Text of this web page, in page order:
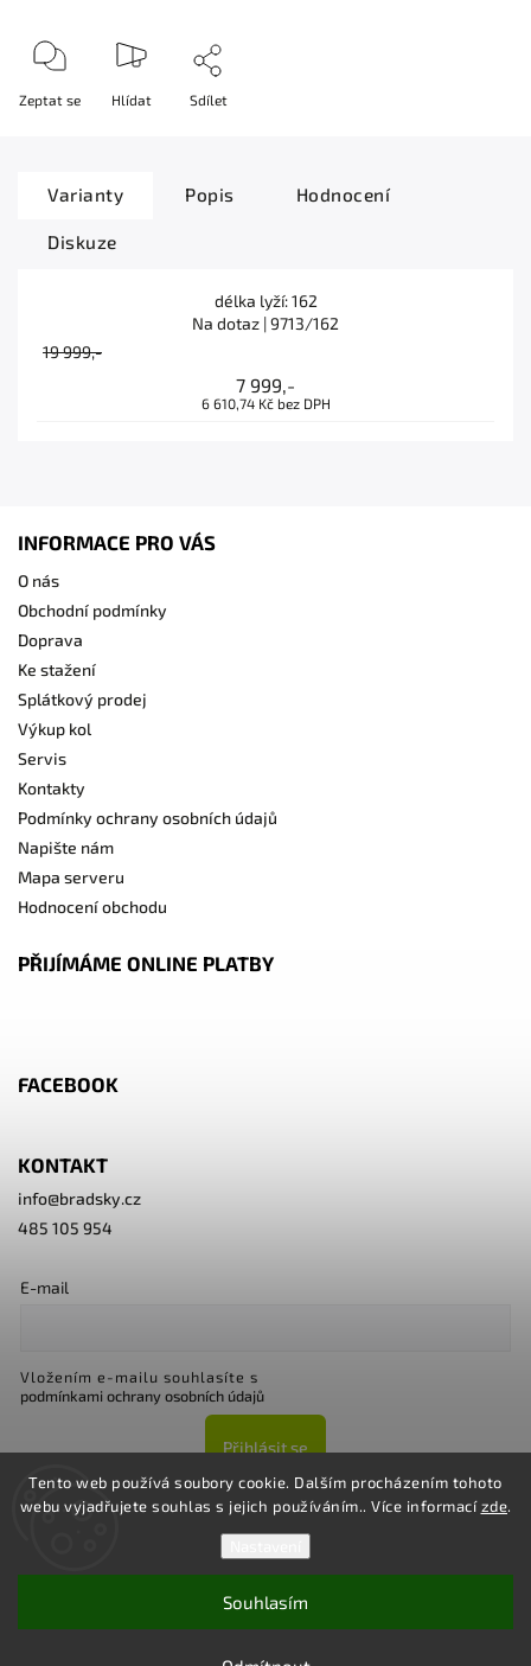
Tento web používá soubory cookie. Dalším procházením tohoto
webu vyjadřujete souhlas s jejich používáním.. Více informacízde.
Souhlasím
Zeptat se Hlídat Sdílet
Varianty Popis Hodnocení
Diskuze
délka lyží: 162
Na dotaz | 9713/162
19 999,-
7 999,-
6 610,74 Kč bez DPH
INFORMACE PRO VÁS
O nás
Obchodní podmínky
Doprava
Ke stažení
Splátkový prodej
Výkup kol
Servis
Kontakty
Podmínky ochrany osobních údajů
Napište nám
Mapa serveru
Hodnocení obchodu
PŘIJÍMÁME ONLINE PLATBY
FACEBOOK
KONTAKT
info@bradsky.cz
485 105 954
E-mail
Vložením e-mailu souhlasíte s
podmínkami ochrany osobních údajů
Přihlásit se